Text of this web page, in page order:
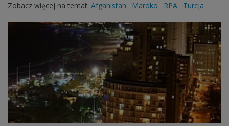
Zobacz więcej na temat: Afganistan Maroko RPA Turcja